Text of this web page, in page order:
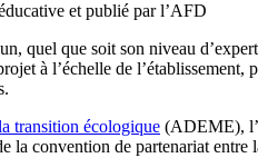
et publié par l’AFD
quel que soit son niveau
à l’échelle de l’établissement,
transition écologique (ADEME), l’
la convention de partenariat entre